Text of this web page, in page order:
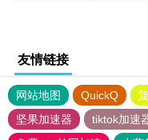
友情链接
网站地图 QuickQ
坚果加速器
tiktok加速